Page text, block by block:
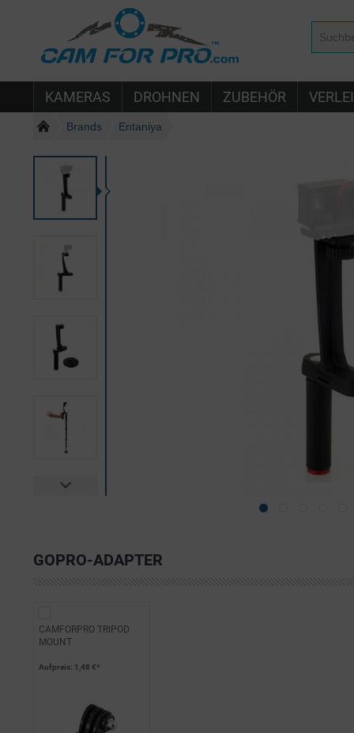
KAMERAS DROHNEN ZUBEHÖR
Brands Entaniya
GOPRO-ADAPTER
CAMFORPRO TRIPOD
MOUNT
Aufpreis: 1,48 €*